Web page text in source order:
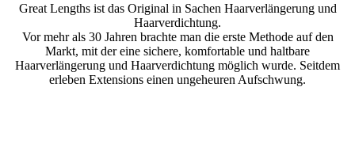
Great Lengths ist das Original in Sachen Haarverlängerung und
Haarverdichtung.
Vor mehr als 30 Jahren brachte man die erste Methode auf den
Markt, mit der eine sichere, komfortable und haltbare
Haarverlängerung und Haarverdichtung möglich wurde. Seitdem
erleben Extensions einen ungeheuren Aufschwung.